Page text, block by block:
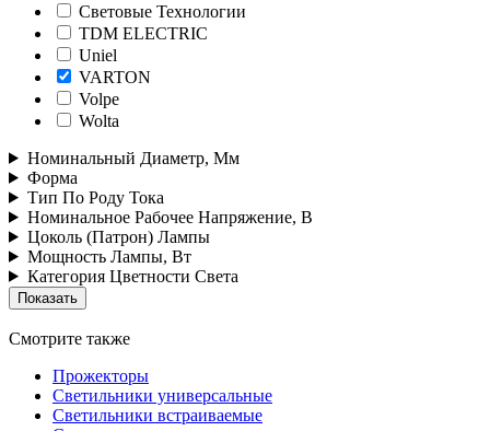
Световые Технологии
TDM ELECTRIC
Uniel
VARTON
Volpe
Wolta
Номинальный Диаметр, Мм
Форма
Тип По Роду Тока
Номинальное Рабочее Напряжение, В
Цоколь (Патрон) Лампы
Мощность Лампы, Вт
Категория Цветности Света
Смотрите также
Прожекторы
Светильники универсальные
Светильники встраиваемые